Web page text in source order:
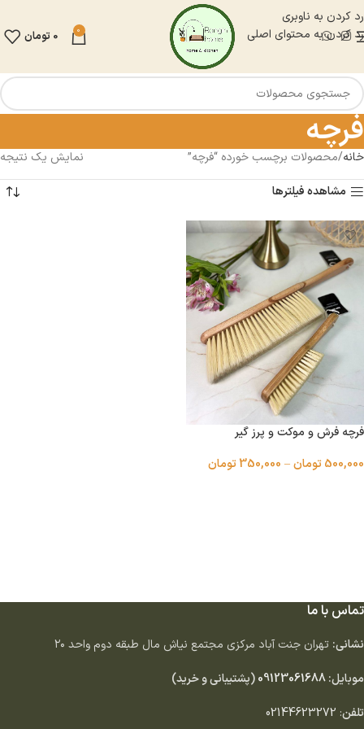
رد کردن به ناوبری
رد کردن به محتوای اصلی
0
0 تومان
فرچه
خانه محصولات برچسب خورده “فرچه”
نمایش یک نتیجه
مشاهده فیلترها
فرچه فرش و موکت و پرز گیر
500,000تومان–
350,000تومان
تماس با ما
نشانی: تهران جنت آباد مركزى مجتمع نياش مال طبقه دوم واحد ٢٠
موبایل:09123061688(پشتیبانی و خرید)
تلفن:
02144623272